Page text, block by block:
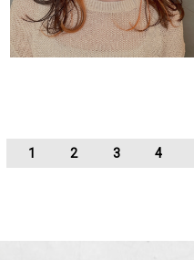
1 2 3 4